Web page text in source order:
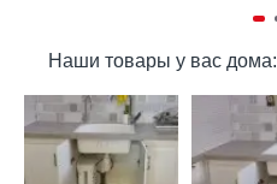
Наши товары у вас дома: